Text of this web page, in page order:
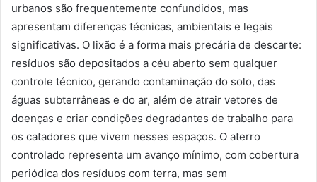
urbanos são frequentemente confundidos, mas
apresentam diferenças técnicas, ambientais e legais
significativas. O lixão é a forma mais precária de descarte:
resíduos são depositados a céu aberto sem qualquer
controle técnico, gerando contaminação do solo, das
águas subterrâneas e do ar, além de atrair vetores de
doenças e criar condições degradantes de trabalho para
os catadores que vivem nesses espaços. O aterro
controlado representa um avanço mínimo, com cobertura
periódica dos resíduos com terra, mas sem